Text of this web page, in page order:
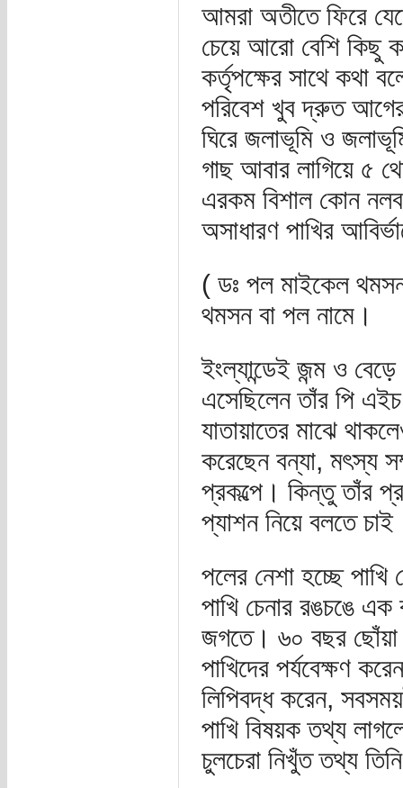
আমরা অতীতে ফিরে
চেয়ে আরো বেশি কিছু
কর্তৃপক্ষের সাথে কথা
পরিবেশ খুব দ্রুত আগের
ঘিরে জলাভূমি ও
গাছ আবার লাগিয়ে ৫
এরকম বিশাল কোন
অসাধারণ পাখির
( ডঃ পল মাইকেল
থমসন বা পল নামে।
ইংল্যান্ডেই জন্ম ও
এসেছিলেন তাঁর পি
যাতায়াতের মাঝে
করেছেন বন্যা, মৎস্য
প্রকল্পে। কিন্তু তাঁর
প্যাশন নিয়ে বলতে
পলের নেশা হচ্ছে
পাখি চেনার রঙচঙে
জগতে। ৬০ বছর ছোঁয়া
পাখিদের পর্যবেক্ষণ
লিপিবদ্ধ করেন,
পাখি বিষয়ক তথ্য
চুলচেরা নিখুঁত তথ্য